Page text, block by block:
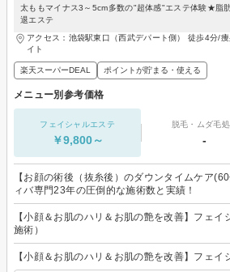
太ももマイナス3～5cm多数の"超体感"エステ体験★脂
退エステ
アクセス：池袋駅東口（西武デパート側） 徒歩4分/
イト
楽天スーパーDEAL ポイントが貯まる・使える
メニュー別参考価格
フェイシャルエステ
￥9,800～
脱毛・ムダ毛
-
【お顔の術後（抜糸後）のダウンタイムケア
ィバ専門23年の圧倒的な施術数と実績！
【小顔＆お肌のハリ＆お肌の艶を改善】フェイ
施術）
【小顔＆お肌のハリ＆お肌の艶を改善】フェイ